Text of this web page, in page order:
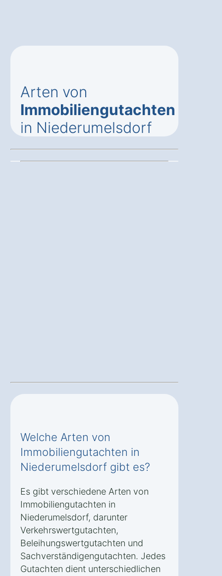
Arten von
Immobiliengutachten
in Niederumelsdorf
Welche Arten von
Immobiliengutachten in
Niederumelsdorf gibt es?
Es gibt verschiedene Arten von
Immobiliengutachten in
Niederumelsdorf, darunter
Verkehrswertgutachten,
Beleihungswertgutachten und
Sachverständigengutachten. Jedes
Gutachten dient unterschiedlichen